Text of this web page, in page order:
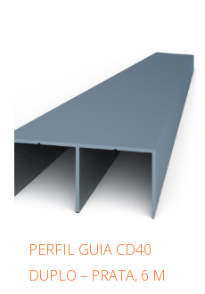
PERFIL GUIA CD40
DUPLO – PRATA, 6 M